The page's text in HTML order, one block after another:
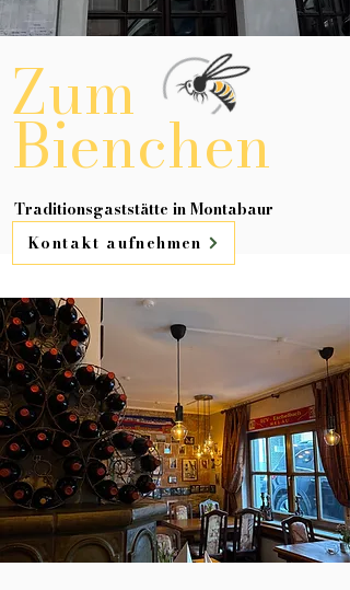
Zum
Bienchen
Traditionsgaststätte in Montabaur
Kontakt aufnehmen